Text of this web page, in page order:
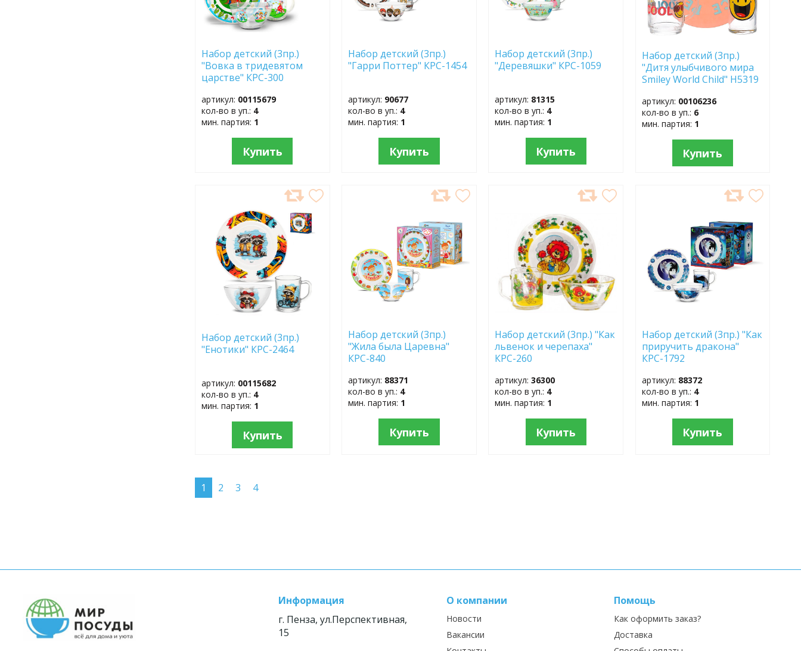
Набор детский (3пр.)
"Вовка в тридевятом
царстве" КРС-300
артикул: 00115679
кол-во в уп.: 4
мин. партия: 1
Купить
Набор детский (3пр.)
"Гарри Поттер" КРС-1454
артикул: 90677
кол-во в уп.: 4
мин. партия: 1
Купить
Набор детский (3пр.)
"Деревяшки" КРС-1059
артикул: 81315
кол-во в уп.: 4
мин. партия: 1
Купить
Набор детский (3пр.)
"Дитя улыбчивого мира
Smiley World Child" H5319
артикул: 00106236
кол-во в уп.: 6
мин. партия: 1
Купить
ИЗБРАННОЕ
Набор детский (3пр.)
"Енотики" КРС-2464
артикул: 00115682
кол-во в уп.: 4
мин. партия: 1
Купить
Набор детский (3пр.)
"Жила была Царевна"
КРС-840
артикул: 88371
кол-во в уп.: 4
мин. партия: 1
Купить
ИЗБРАННОЕ
Набор детский (3пр.) "Как
львенок и черепаха"
КРС-260
артикул:36300
кол-во в уп.: 4
мин. партия: 1
Купить
Набор детский (3пр.) "Как
приручить дракона"
КРС-1792
артикул: 88372
кол-во в уп.: 4
мин. партия: 1
Купить
1 2 3 4
Информация
г. Пенза, ул.Перспективная,
15
О компании
Новости
Вакансии
Помощь
Как оформить заказ?
Доставка